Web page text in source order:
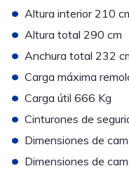
• Altura interior 210
• Altura total 290 cm
• Anchura total 232
• Carga máxima
• Carga útil 666 Kg
• Cinturones de
• Dimensiones de
• Dimensiones de